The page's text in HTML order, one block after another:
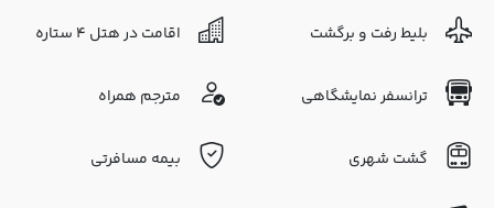
بلیط رفت و برگشت اقامت در هتل 4 ستاره
ترانسفر نمایشگاهی مترجم همراه
گشت شهری بیمه مسافرتی